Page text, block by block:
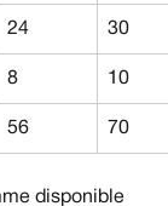
24 30
8 10
56 70
disponible